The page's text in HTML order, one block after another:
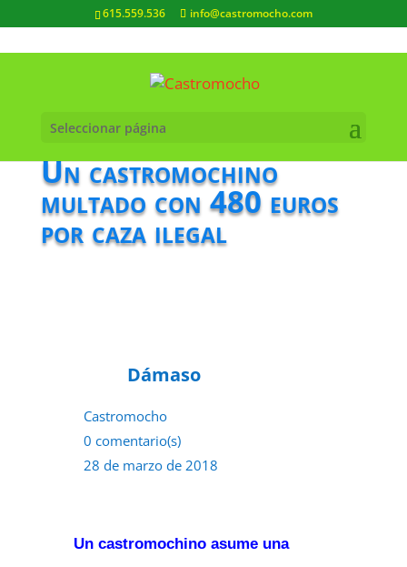
615.559.536 info@castromocho.com
Seleccionar página
Un castromochino
multado con 480 euros
por caza ilegal
Dámaso
Castromocho
0 comentario(s)
28 de marzo de 2018
Un castromochino asume una